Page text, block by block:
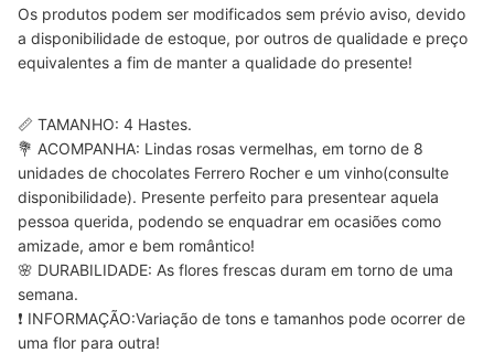
Os produtos podem ser modificados sem prévio aviso, devido
a disponibilidade de estoque, por outros de qualidade e preço
equivalentes a fim de manter a qualidade do presente!
📏 TAMANHO: 4 Hastes.
💐 ACOMPANHA: Lindas rosas vermelhas, em torno de 8
unidades de chocolates Ferrero Rocher e um vinho(consulte
disponibilidade). Presente perfeito para presentear aquela
pessoa querida, podendo se enquadrar em ocasiões como
amizade, amor e bem romântico!
🌸 DURABILIDADE: As flores frescas duram em torno de uma
semana.
❗ INFORMAÇÃO:Variação de tons e tamanhos pode ocorrer de
uma flor para outra!